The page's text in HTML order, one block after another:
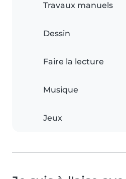
Travaux manuels
Dessin
Faire la lecture
Musique
Jeux